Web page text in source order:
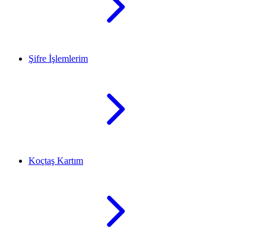
Şifre İşlemlerim
Koçtaş Kartım